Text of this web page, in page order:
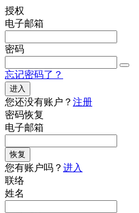
授权
电子邮箱
密码
忘记密码了？
进入
您还没有账户？ 注册
密码恢复
电子邮箱
恢复
您有账户吗？ 进入
联络
姓名